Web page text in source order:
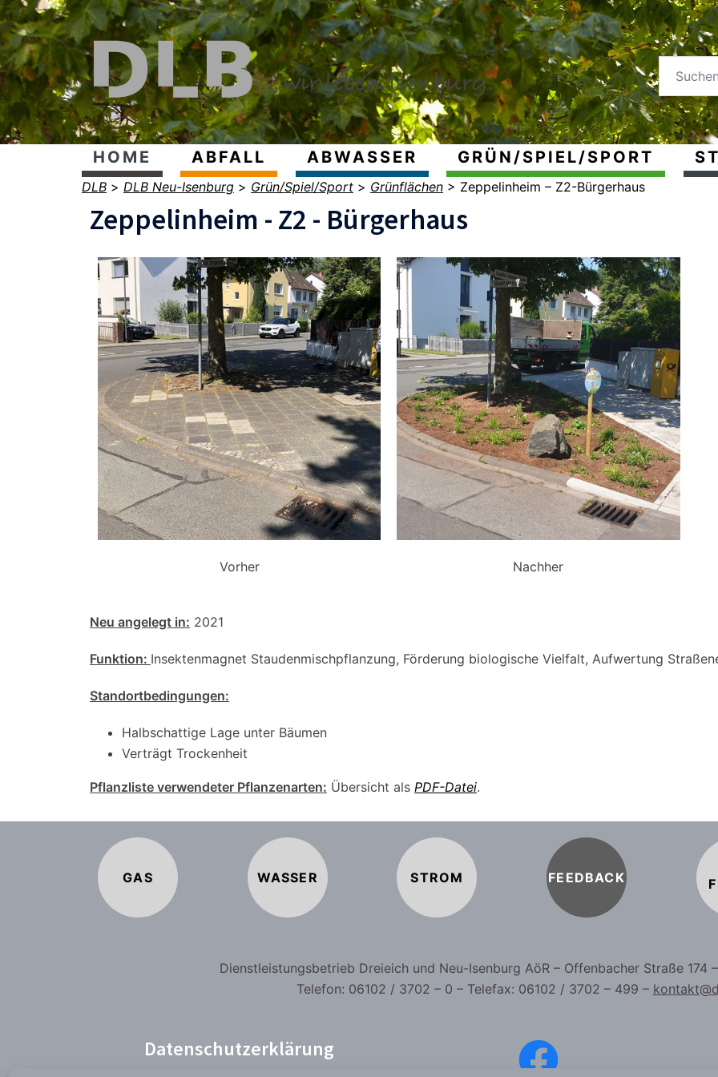
HOME ABFALL ABWASSER GRÜN/SPIEL/SPORT
DLB > DLB Neu-Isenburg > Grün/Spiel/Sport > Grünflächen > Zeppelinheim – Z2-Bürgerhaus
Zeppelinheim - Z2 - Bürgerhaus
Vorher Nachher
Neu angelegt in: 2021
Funktion: Insektenmagnet Staudenmischpflanzung, Förderung biologische Vielfalt, Aufwertung
Standortbedingungen:
Halbschattige Lage unter Bäumen
Verträgt Trockenheit
Pflanzliste verwendeter Pflanzenarten: Übersicht als PDF-Datei.
GAS WASSER STROM FEEDBACK
Dienstleistungsbetrieb Dreieich und Neu-Isenburg AöR – Offenbacher Straße 174
Telefon: 06102 / 3702 – 0 – Telefax: 06102 / 3702 – 499 –
Datenschutzerklärung